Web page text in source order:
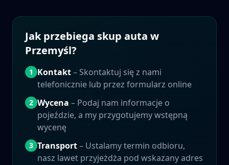
Jak przebiega skup auta w
Przemyśl?
1 Kontakt– Skontaktuj się z nami
telefonicznie lub przez formularz online
2 Wycena – Podaj nam informacje o
pojeździe, a my przygotujemy wstępną
wycenę
3 Transport– Ustalamy termin odbioru,
nasz lawet przyjeżdża pod wskazany adres